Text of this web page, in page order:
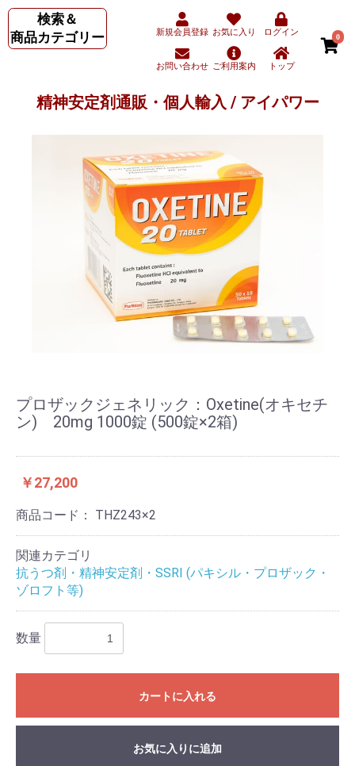
検索＆
商品カテゴリー
新規会員登録 お気に入り ログイン
お問い合わせ ご利用案内 トップ
0
精神安定剤通販・個人輸入 / アイパワー
プロザックジェネリック：Oxetine(オキセチ
ン) 20mg 1000錠 (500錠×2箱)
￥27,200
商品コード： THZ243×2
関連カテゴリ
抗うつ剤・精神安定剤・SSRI (パキシル・プロザック・
ゾロフト等)
数量
カートに入れる
お気に入りに追加